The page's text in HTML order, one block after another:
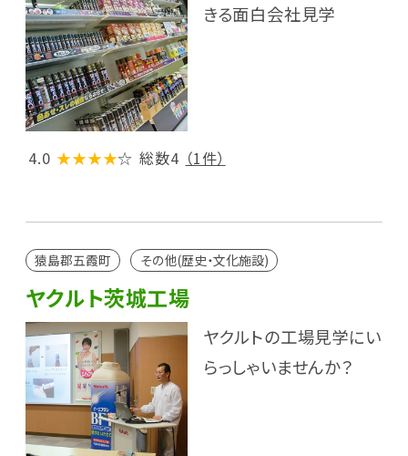
きる面白会社見学
4.0 ★★★★☆ 総数4 （1件）
猿島郡五霞町 その他(歴史・文化施設)
ヤクルト茨城工場
ヤクルトの工場見学にい
らっしゃいませんか？